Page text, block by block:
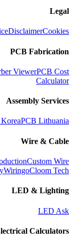
Legal
DisclaimerCookies
PCB Fabrication
ViewerPCB Cost
Calculator
Assembly Services
PCB Lithuania
Wire & Cable
Custom Wire
WiringoCloom Tech
LED & Lighting
LED Ask
Calculators